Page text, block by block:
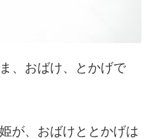
、おばけ、とかげで
が、おばけととかげは